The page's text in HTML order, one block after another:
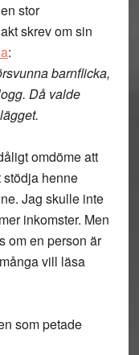
stor
skrev om sin
:
barnflicka,
Då valde
omdöme att
henne
Jag skulle inte
inkomster. Men
om en person är
vill läsa
som petade